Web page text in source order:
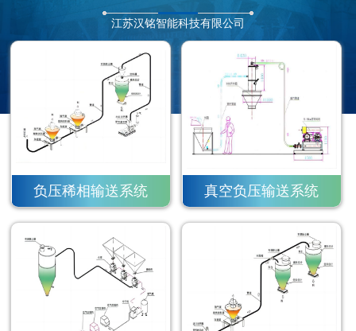
江苏汉铭智能科技有限公司
负压稀相输送系统 真空负压输送系统